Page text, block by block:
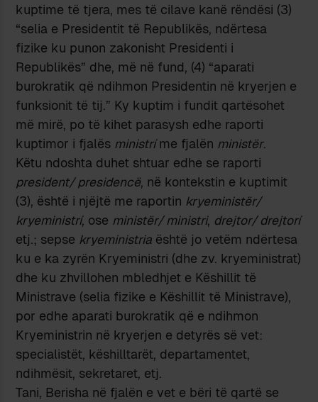
kuptime të tjera, mes të cilave kanë rëndësi (3)
“selia e Presidentit të Republikës, ndërtesa
fizike ku punon zakonisht Presidenti i
Republikës” dhe, më në fund, (4) “aparati
burokratik që ndihmon Presidentin në kryerjen e
funksionit të tij.” Ky kuptim i fundit qartësohet
më mirë, po të kihet parasysh edhe raporti
kuptimor i fjalës ministríme fjalën ministër.
Këtu ndoshta duhet shtuar edhe se raporti
president/ presidencë, në kontekstin e kuptimit
(3), është i njëjtë me raportin kryeministër/
kryeministrí, ose ministër/ ministri, drejtor/ drejtorí
etj.; sepse kryeministria është jo vetëm ndërtesa
ku e ka zyrën Kryeministri (dhe zv. kryeministrat)
dhe ku zhvillohen mbledhjet e Këshillit të
Ministrave (selia fizike e Këshillit të Ministrave),
por edhe aparati burokratik që e ndihmon
Kryeministrin në kryerjen e detyrës së vet:
specialistët, këshilltarët, departamentet,
ndihmësit, sekretaret, etj.
Tani, Berisha në fjalën e vet e bëri të qartë se